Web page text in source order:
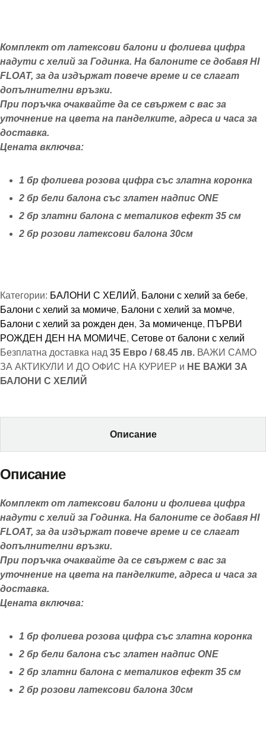
Комплект от латексови балони и фолиева цифра
надути с хелий за Годинка. На балоните се добавя HI
FLOAT, за да издържат повече време и се слагат
допълнителни връзки.
При поръчка очаквайте да се свържем с вас за
уточнение на цвета на панделките, адреса и часа за
доставка.
Цената включва:
1 бр фолиева розова цифра със златна коронка
2 бр бели балона със златен надпис ONE
2 бр златни балона с металиков ефект 35 см
2 бр розови латексови балона 30см
Категории: БАЛОНИ С ХЕЛИЙ , Балони с хелий за бебе,
Балони с хелий за момиче, Балони с хелий за момче,
Балони с хелий за рожден ден, За момиченце, ПЪРВИ
РОЖДЕН ДЕН НА МОМИЧЕ, Сетове от балони с хелий
Безплатна доставка над 35 Евро / 68.45 лв. ВАЖИ САМО
ЗА АКТИКУЛИ И ДО ОФИС НА КУРИЕР и НЕ ВАЖИ ЗА
БАЛОНИ С ХЕЛИЙ
Описание
Описание
Комплект от латексови балони и фолиева цифра
надути с хелий за Годинка. На балоните се добавя HI
FLOAT, за да издържат повече време и се слагат
допълнителни връзки.
При поръчка очаквайте да се свържем с вас за
уточнение на цвета на панделките, адреса и часа за
доставка.
Цената включва:
1 бр фолиева розова цифра със златна коронка
2 бр бели балона със златен надпис ONE
2 бр златни балона с металиков ефект 35 см
2 бр розови латексови балона 30см